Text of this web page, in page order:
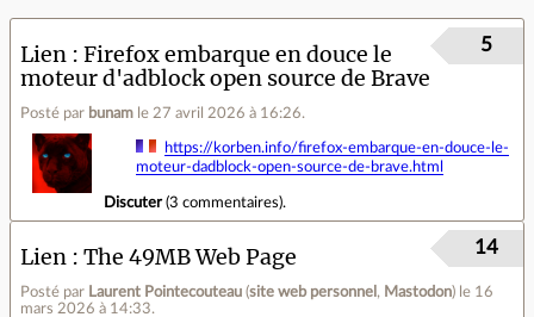
Lien
Firefox embarque en douce le
moteur d'adblock open source de Brave
Posté par bunam le 27 avril 2026 à 16:26.
5
https://korben.info/firefox-embarque-en-douce-le-
moteur-dadblock-open-source-de-brave.html
Discuter(3 commentaires).
Lien The 49MB Web Page
Posté par Laurent Pointecouteau (site web personnel , Mastodon) le 16
mars 2026 à 14:33.
14